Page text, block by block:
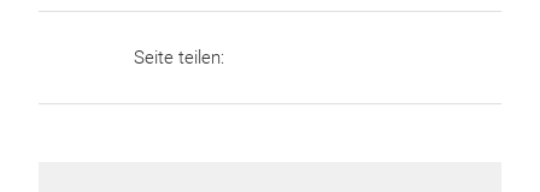
Seite teilen: